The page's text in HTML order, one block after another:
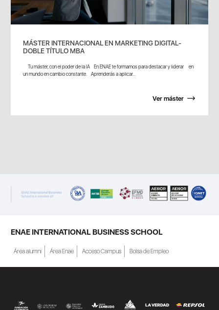
MÁSTER INTERNACIONAL EN MARKETING DIGITAL-
DOBLE TÍTULO MBA
Tu máster, con el poder de la IA En ENAE te formamos para destacar y liderar en
un mundo en cambio constante. Aprenderás a aplicar...
Ver máster
ENAE INTERNATIONAL BUSINESS SCHOOL
Área alumni Área Enae Acceso Campus Bolsa de Empleo